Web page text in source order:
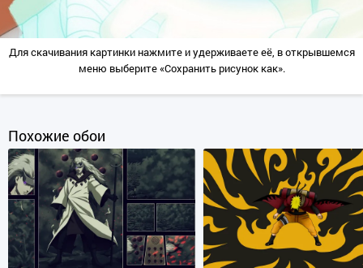
Для скачивания картинки нажмите и удерживаете её, в открывшемся
меню выберите «Сохранить рисунок как».
Похожие обои